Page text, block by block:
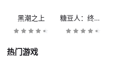
黑潮之上 糖豆人：终极淘汰赛
热门游戏